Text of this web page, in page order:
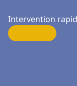
Intervention